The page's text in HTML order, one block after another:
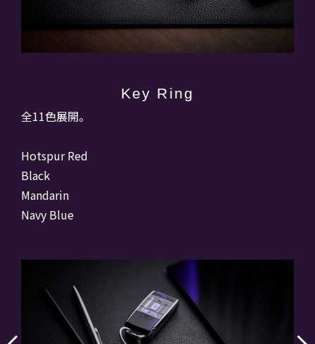
Key Ring
全11色展開。
Hotspur Red
Black
Mandarin
Navy Blue